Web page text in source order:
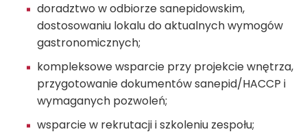
doradztwo w odbiorze sanepidowskim,
dostosowaniu lokalu do aktualnych wymogów
gastronomicznych;
kompleksowe wsparcie przy projekcie wnętrza,
przygotowanie dokumentów sanepid/HACCP i
wymaganych pozwoleń;
wsparcie w rekrutacji i szkoleniu zespołu;